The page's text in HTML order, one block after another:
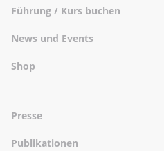
Führung / Kurs buchen
News und Events
Shop
Presse
Publikationen